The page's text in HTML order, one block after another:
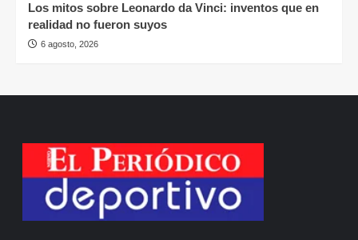
Los mitos sobre Leonardo da Vinci: inventos que en
realidad no fueron suyos
6 agosto, 2026